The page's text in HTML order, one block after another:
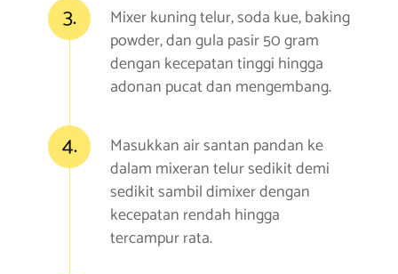
3.
Mixer kuning telur, soda kue, baking
powder, dan gula pasir 50 gram
dengan kecepatan tinggi hingga
adonan pucat dan mengembang.
4.
Masukkan air santan pandan ke
dalam mixeran telur sedikit demi
sedikit sambil dimixer dengan
kecepatan rendah hingga
tercampur rata.